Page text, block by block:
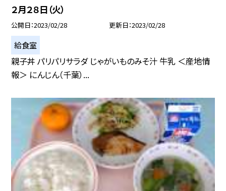
２月２８日（火）
公開日 2023/02/28 更新日 2023/02/28
給食室
親子丼 パリパリサラダ じゃがいものみそ汁 牛乳 ＜産地情
報＞ にんじん（千葉）...